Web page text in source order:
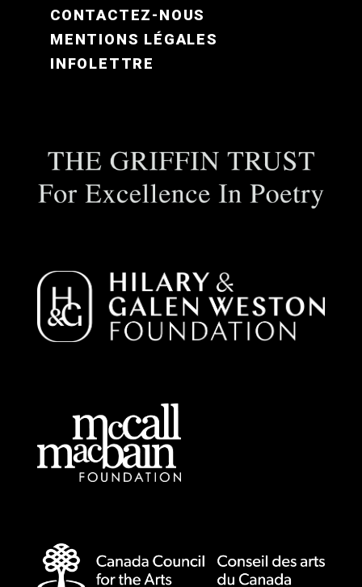
CONTACTEZ-NOUS
MENTIONS LÉGALES
INFOLETTRE